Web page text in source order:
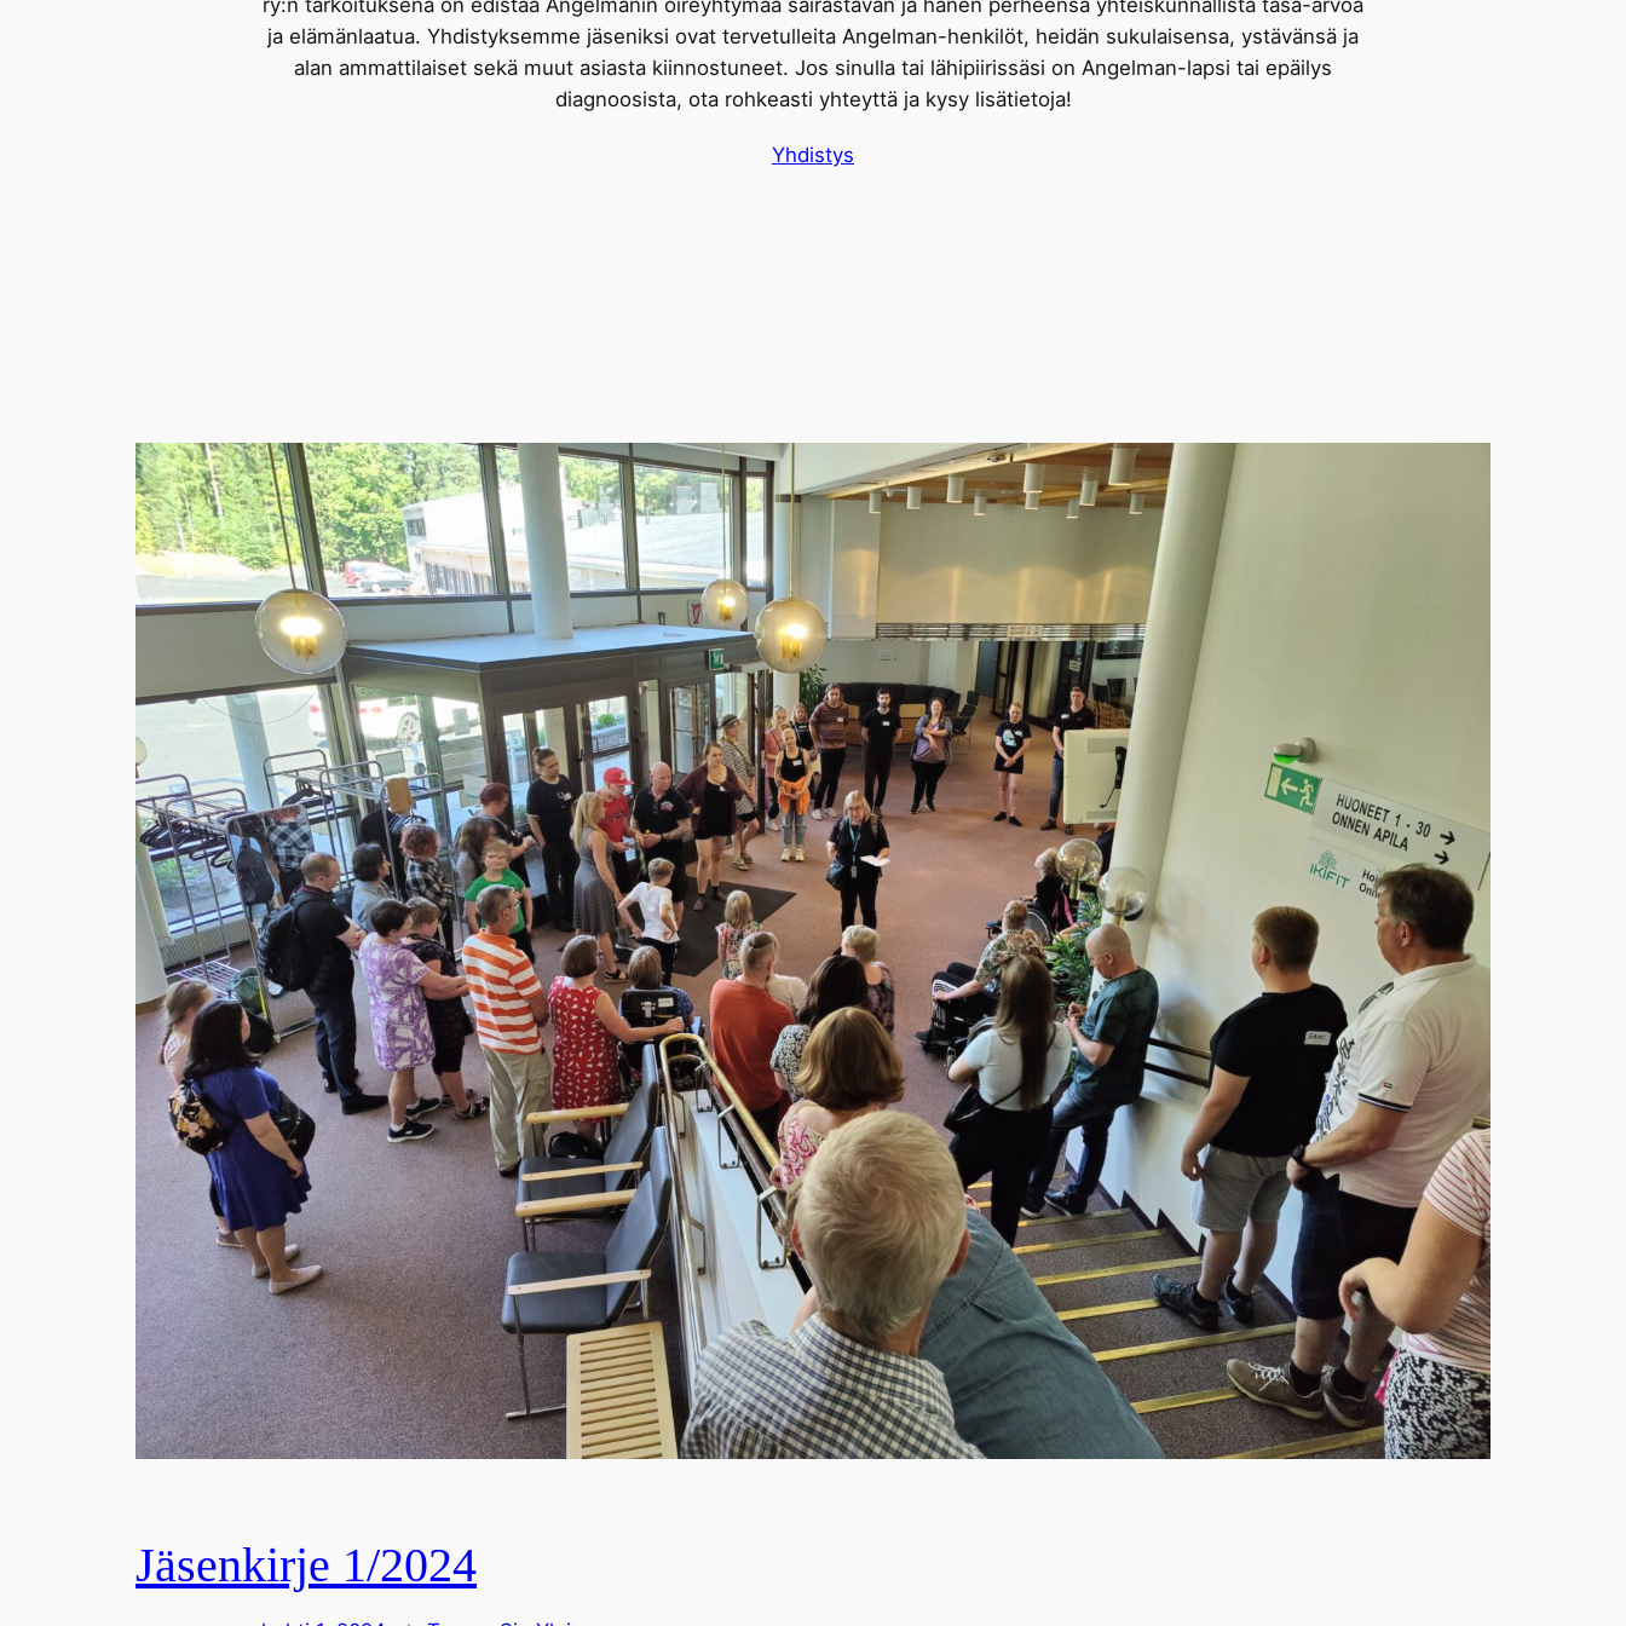
ry:n tarkoituksena on edistää Angelmanin oireyhtymää sairastavan ja hänen perheensä yhteiskunnallista tasa-arvoa
ja elämänlaatua. Yhdistyksemme jäseniksi ovat tervetulleita Angelman-henkilöt, heidän sukulaisensa, ystävänsä ja
alan ammattilaiset sekä muut asiasta kiinnostuneet. Jos sinulla tai lähipiirissäsi on Angelman-lapsi tai epäilys
diagnoosista, ota rohkeasti yhteyttä ja kysy lisätietoja!
Yhdistys
Jäsenkirje 1/2024